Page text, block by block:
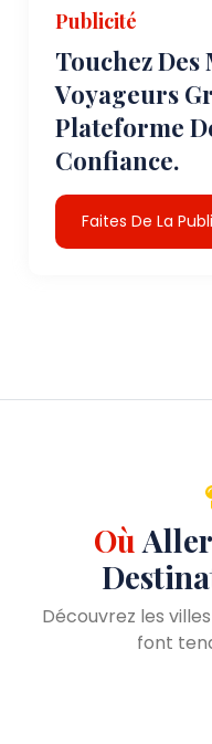
Publicité
Touchez
Voyageurs
Plateforme
Confiance.
Faites De La
Où
Découvrez les
font